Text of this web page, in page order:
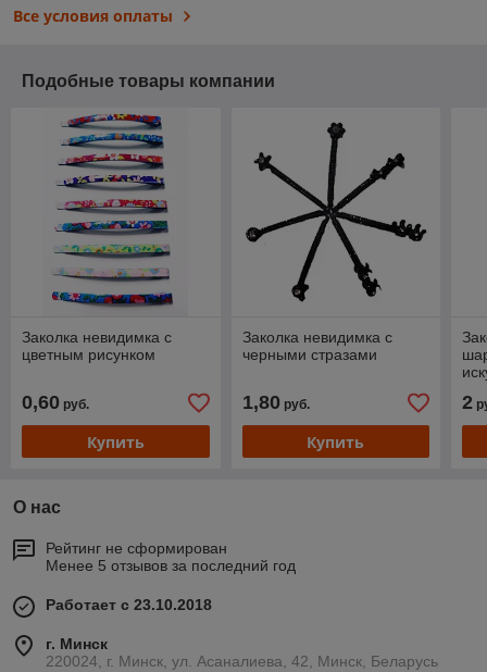
Все условия оплаты
Подобные товары компании
Заколка невидимка с
цветным рисунком
0,60 руб.
Купить
Заколка невидимка с
черными стразами
1,80руб.
Купить
2
О нас
Рейтинг не сформирован
Менее 5 отзывов за последний год
Работает с 23.10.2018
г. Минск
220024, г. Минск, ул. Асаналиева, 42, Минск, Беларусь